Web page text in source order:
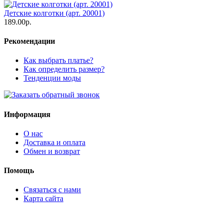
Детские колготки (арт. 20001)
189.00р.
Рекомендации
Как выбрать платье?
Как определить размер?
Тенденции моды
Информация
О нас
Доставка и оплата
Обмен и возврат
Помощь
Связаться с нами
Карта сайта